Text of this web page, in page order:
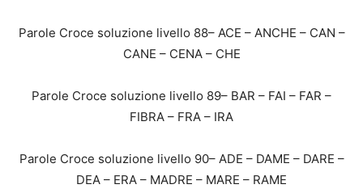
Parole Croce soluzione livello 88– ACE – ANCHE – CAN –
CANE – CENA – CHE
Parole Croce soluzione livello 89– BAR – FAI – FAR –
FIBRA – FRA – IRA
Parole Croce soluzione livello 90– ADE – DAME – DARE –
DEA – ERA – MADRE – MARE – RAME